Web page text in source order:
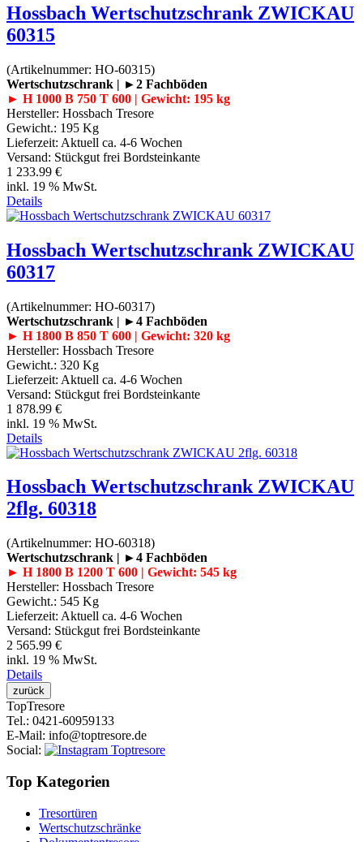
Hossbach Wertschutzschrank ZWICKAU
60315
(Artikelnummer: HO-60315)
Wertschutzschrank | ►2 Fachböden
► H 1000 B 750 T 600 | Gewicht: 195 kg
Hersteller: Hossbach Tresore
Gewicht.: 195 Kg
Lieferzeit: Aktuell ca. 4-6 Wochen
Versand: Stückgut frei Bordsteinkante
1 233.99 €
inkl. 19 % MwSt.
Details
Hossbach Wertschutzschrank ZWICKAU
60317
(Artikelnummer: HO-60317)
Wertschutzschrank | ►4 Fachböden
► H 1800 B 850 T 600 | Gewicht: 320 kg
Hersteller: Hossbach Tresore
Gewicht.: 320 Kg
Lieferzeit: Aktuell ca. 4-6 Wochen
Versand: Stückgut frei Bordsteinkante
1 878.99 €
inkl. 19 % MwSt.
Details
Hossbach Wertschutzschrank ZWICKAU
2flg. 60318
(Artikelnummer: HO-60318)
Wertschutzschrank | ►4 Fachböden
► H 1800 B 1200 T 600 | Gewicht: 545 kg
Hersteller: Hossbach Tresore
Gewicht.: 545 Kg
Lieferzeit: Aktuell ca. 4-6 Wochen
Versand: Stückgut frei Bordsteinkante
2 565.99 €
inkl. 19 % MwSt.
Details
TopTresore
Tel.: 0421-60959133
E-Mail: info@toptresore.de
Social:
Top Kategorien
Tresortüren
Wertschutzschränke